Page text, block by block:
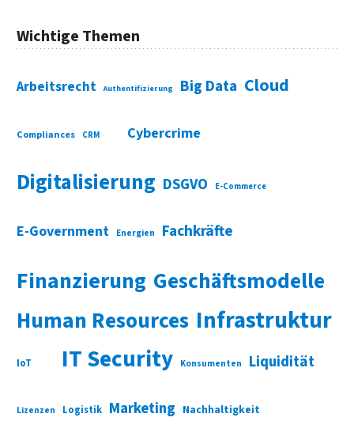
Wichtige Themen
Arbeitsrecht Authentifizierung Big Data Cloud
Compliances CRM Cybercrime
Digitalisierung DSGVO E-Commerce
E-Government Energien Fachkräfte
Finanzierung Geschäftsmodelle
Human Resources Infrastruktur
IoT IT Security Konsumenten Liquidität
Lizenzen Logistik Marketing Nachhaltigkeit